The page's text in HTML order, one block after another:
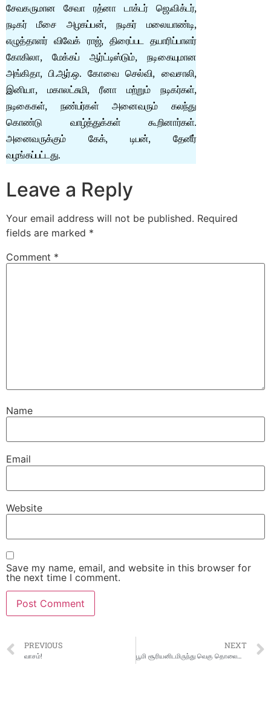
சேவகருமான சேவா ரத்னா டாக்டர் ஜெ.விக்டர்,
நடிகர் மீசை அழகப்பன், நடிகர் மலையாண்டி,
எழுத்தாளர் விவேக் ரா‌ஜ், திரைப்பட தயாரிப்பாளர்
கோகிலா, மேக்கப் ஆர்ட்டிஸ்டும், நடிகையுமான
அங்கிதா, பி.ஆர்.ஒ. கோவை செல்வி, வைசாலி,
இனியா, மகாலட்சுமி, ரீனா மற்றும் நடிகர்கள்,
நடிகைகள், நண்பர்கள் அனைவரும் கலந்து
கொண்டு வாழ்த்துக்கள் கூறினார்கள்.
அனைவருக்கும் கேக், டிபன், தேனீர்
வழங்கப்பட்டது.
Leave a Reply
Your email address will not be published. Required
fields are marked *
Comment *
Name
Email
Website
Save my name, email, and website in this browser for
the next time I comment.
PREVIOUS
வாசம்!
NEXT
பூமி சூரியனிடமிருந்து வெகு தொலைவில் இருக்கும் அபிலியன் நிகழ்வு